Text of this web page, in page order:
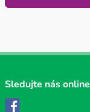
Sledujte nás online